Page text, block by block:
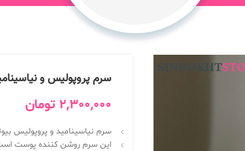
سرم پروپولیس و
2,300,000 تومان
سرم نیاسینامید و پروپولیس
این سرم روشن کننده پوست